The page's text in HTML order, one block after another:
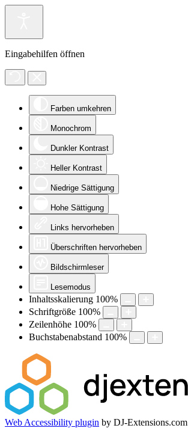
Eingabehilfen öffnen
Farben umkehren
Monochrom
Dunkler Kontrast
Heller Kontrast
Niedrige Sättigung
Hohe Sättigung
Links hervorheben
Überschriften hervorheben
Bildschirmleser
Lesemodus
Inhaltsskalierung 100%
Schriftgröße 100%
Zeilenhöhe 100%
Buchstabenabstand 100%
Web Accessibility plugin by DJ-Extensions.com